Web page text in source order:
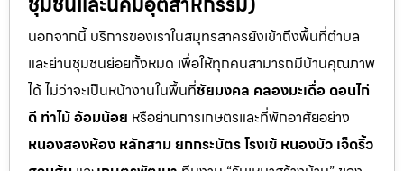
นอกจากนี้ บริการของเราในสมุทรสาครยังเข้าถึงพื้นที่ตำบล
และย่านชุมชนย่อยทั้งหมด เพื่อให้ทุกคนสามารถมีบ้านคุณภาพ
ได้ ไม่ว่าจะเป็นหน้างานในพื้นที่ชัยมงคล คลองมะเดื่อ ดอนไก่
ดี ท่าไม้ อ้อมน้อย หรือย่านการเกษตรและที่พักอาศัยอย่าง
หนองสองห้อง หลักสาม ยกกระบัตร โรงเข้ หนองบัว เจ็ดริ้ว